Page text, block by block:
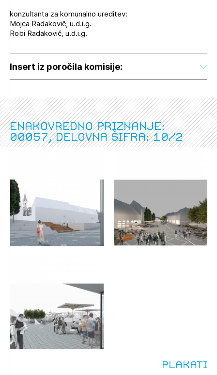
konzultanta za komunalno ureditev:
Mojca Radakovič, u.d.i.g.
Robi Radakovič, u.d.i.g.
Insert iz poročila komisije:
Enakovredno priznanje:
00057, delovna šifra: 10/2
Plakati